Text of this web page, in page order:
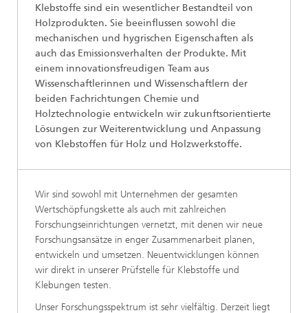
Klebstoffe sind ein wesentlicher Bestandteil von
Holzprodukten. Sie beeinflussen sowohl die
mechanischen und hygrischen Eigenschaften als
auch das Emissionsverhalten der Produkte. Mit
einem innovationsfreudigen Team aus
Wissenschaftlerinnen und Wissenschaftlern der
beiden Fachrichtungen Chemie und
Holztechnologie entwickeln wir zukunftsorientierte
Lösungen zur Weiterentwicklung und Anpassung
von Klebstoffen für Holz und Holzwerkstoffe.
Wir sind sowohl mit Unternehmen der gesamten
Wertschöpfungskette als auch mit zahlreichen
Forschungseinrichtungen vernetzt, mit denen wir neue
Forschungsansätze in enger Zusammenarbeit planen,
entwickeln und umsetzen. Neuentwicklungen können
wir direkt in unserer Prüfstelle für Klebstoffe und
Klebungen testen.
Unser Forschungsspektrum ist sehr vielfältig. Derzeit liegt